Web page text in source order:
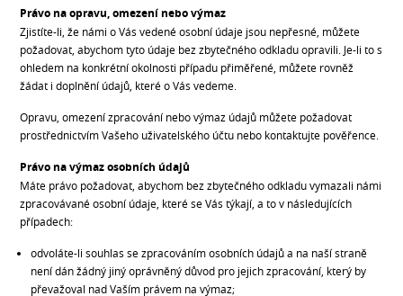
Právo na opravu, omezení nebo výmaz
Zjistíte-li, že námi o Vás vedené osobní údaje jsou nepřesné, můžete
požadovat, abychom tyto údaje bez zbytečného odkladu opravili. Je-li to s
ohledem na konkrétní okolnosti případu přiměřené, můžete rovněž
žádat i doplnění údajů, které o Vás vedeme.
Opravu, omezení zpracování nebo výmaz údajů můžete požadovat
prostřednictvím Vašeho uživatelského účtu nebo kontaktujte pověřence.
Právo na výmaz osobních údajů
Máte právo požadovat, abychom bez zbytečného odkladu vymazali námi
zpracovávané osobní údaje, které se Vás týkají, a to v následujících
případech:
odvoláte-li souhlas se zpracováním osobních údajů a na naší straně
není dán žádný jiný oprávněný důvod pro jejich zpracování, který by
převažoval nad Vaším právem na výmaz;